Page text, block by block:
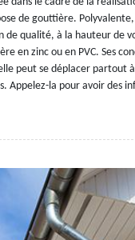
de gouttière.
de qualité, à la hauteur de
en zinc ou en PVC. Ses
peut se déplacer partout
Appelez-la pour avoir des